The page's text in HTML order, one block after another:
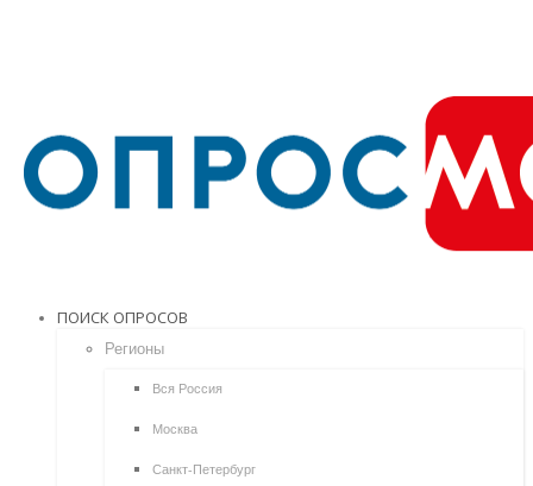
ПОИСК ОПРОСОВ
Регионы
Вся Россия
Москва
Санкт-Петербург